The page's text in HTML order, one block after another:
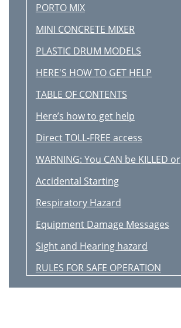
PORTO MIX
MINI CONCRETE MIXER
PLASTIC DRUM MODELS
HERE'S HOW TO GET HELP
TABLE OF CONTENTS
Here’s how to get help
Direct TOLL-FREE access
WARNING: You CAN be KILLED or
Accidental Starting
Respiratory Hazard
Equipment Damage Messages
Sight and Hearing hazard
RULES FOR SAFE OPERATION
OPERATION AND SAFETY DECALS